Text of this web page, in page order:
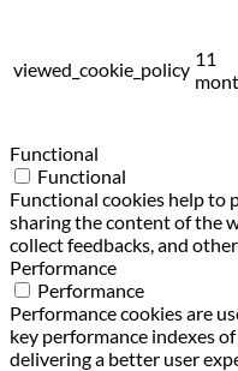
viewed_cookie_policy 11
Functional
Functional
Functional cookies help to
sharing the content of the
collect feedbacks, and
Performance
Performance
Performance cookies are
key performance indexes
delivering a better user